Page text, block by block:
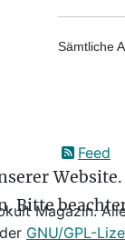
Sämtliche
Feed
Magazin.
GNU/GPL-
Bitte